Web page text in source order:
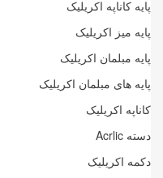
پایه کاناپه اکریلیک
پایه میز اکریلیک
پایه مبلمان اکریلیک
پایه های مبلمان اکریلیک
کاناپه اکریلیک
دسته Acrlic
دکمه اکریلیک